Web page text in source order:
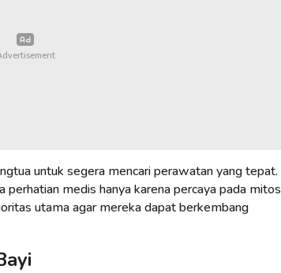
untuk segera mencari perawatan yang tepat.
perhatian medis hanya karena percaya pada mitos
utama agar mereka dapat berkembang